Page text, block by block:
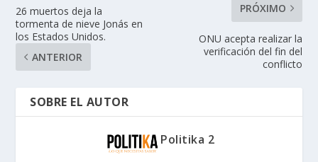
26 muertos deja la
tormenta de nieve Jonás en
los Estados Unidos.
ANTERIOR
PRÓXIMO
ONU acepta realizar la
verificación del fin del
conflicto
SOBRE EL AUTOR
Politika 2